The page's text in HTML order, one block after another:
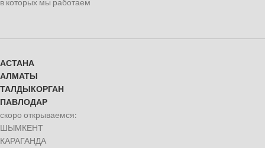
в которых мы работаем
АСТАНА
АЛМАТЫ
ТАЛДЫКОРГАН
ПАВЛОДАР
скоро открываемся:
ШЫМКЕНТ
КАРАГАНДА